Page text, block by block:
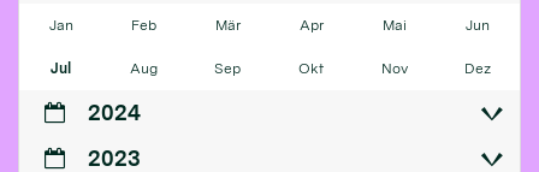
Jan Feb Mär Apr Mai Jun
Jul Aug Sep Okt Nov Dez
2024
2023